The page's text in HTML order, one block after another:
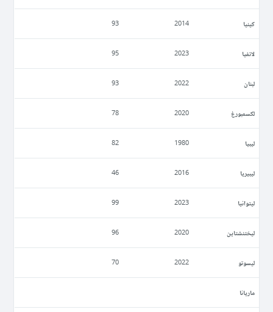
كينيا 2014
93
لاتفيا 2023
95
لبنان 2022
93
لكسمبورغ 2020
78
ليبيا 1980
82
ليبيريا 2016
46
ليتوانيا 2023
99
ليختنشتاين 2020
96
ليسوتو 2022
70
ماريانا